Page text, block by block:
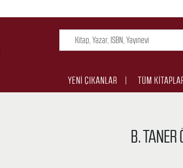
YENI ÇIKANLAR TÜM
B. TANER